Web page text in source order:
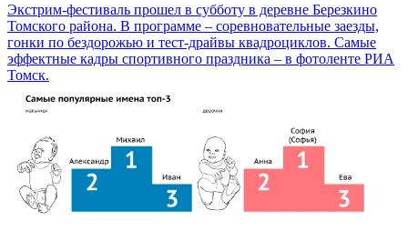
Экстрим-фестиваль прошел в субботу в деревне Березкино
Томского района. В программе – соревновательные заезды,
гонки по бездорожью и тест-драйвы квадроциклов. Самые
эффектные кадры спортивного праздника – в фотоленте РИА
Томск.